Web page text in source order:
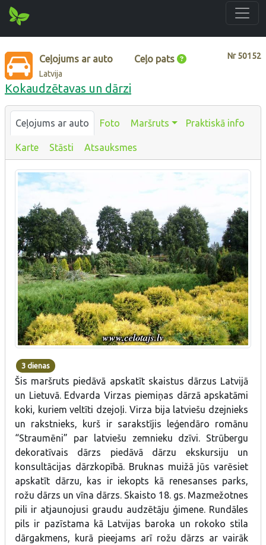
Nr50152
Ceļojums ar auto Ceļo pats
Latvija
Kokaudzētavas un dārzi
Ceļojums ar auto Foto Maršruts Praktiskā info
Karte Stāsti Atsauksmes
3 dienas
Šis maršruts piedāvā apskatīt skaistus dārzus Latvijā
un Lietuvā. Edvarda Virzas piemiņas dārzā apskatāmi
koki, kuriem veltīti dzejoļi. Virza bija latviešu dzejnieks
un rakstnieks, kurš ir sarakstījis leģendāro romānu
“Straumēni” par latviešu zemnieku dzīvi. Strūbergu
dekoratīvais dārzs piedāvā dārzu ekskursiju un
konsultācijas dārzkopībā. Bruknas muižā jūs varēsiet
apskatīt dārzu, kas ir iekopts kā renesanses parks,
rožu dārzs un vīna dārzs. Skaisto 18. gs. Mazmežotnes
pili ir atjaunojusi graudu audzētāju ģimene. Rundāles
pils ir pazīstama kā Latvijas baroka un rokoko stila
dārgakmens, kurā pieejams arī rožu dārzs ar vairāk